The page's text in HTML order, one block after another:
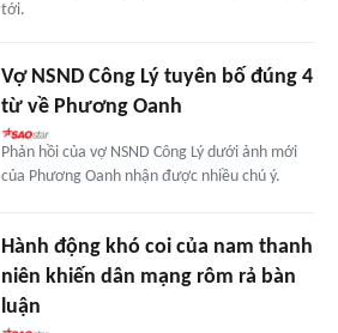
tới.
Vợ NSND Công Lý tuyên bố đúng 4
từ về Phương Oanh
Phản hồi của vợ NSND Công Lý dưới ảnh mới
của Phương Oanh nhận được nhiều chú ý.
Hành động khó coi của nam thanh
niên khiến dân mạng rôm rả bàn
luận